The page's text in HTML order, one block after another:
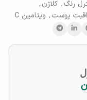
رنگ, کلاژن,
پوست, ویتامین C